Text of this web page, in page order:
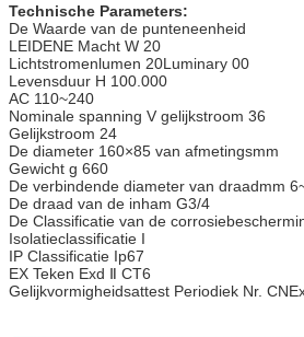
Technische Parameters:
De Waarde van de punteneenheid
LEIDENE Macht W 20
Lichtstromenlumen 20Luminary 00
Levensduur H 100.000
AC 110~240
Nominale spanning V gelijkstroom 36
Gelijkstroom 24
De diameter 160×85 van afmetingsmm
Gewicht g 660
De verbindende diameter van draadmm
De draad van de inham G3/4
De Classificatie van de
Isolatieclassificatie I
IP Classificatie Ip67
EX Teken Exd Ⅱ CT6
Gelijkvormigheidsattest Periodiek Nr.